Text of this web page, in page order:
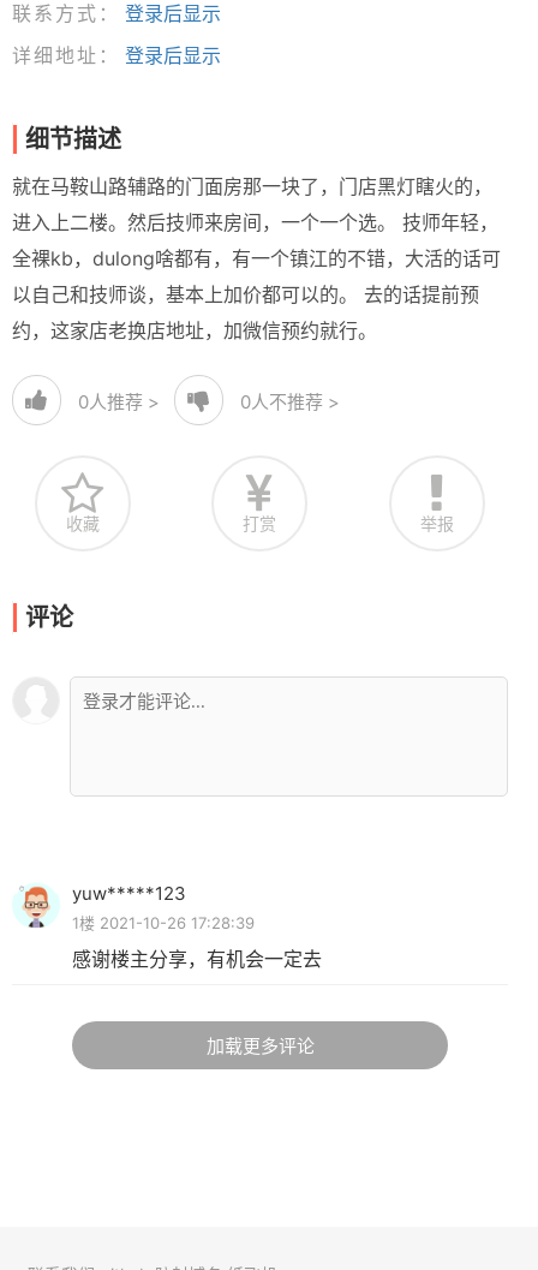
联系方式：
登录后显示
详细地址：
登录后显示
细节描述
就在马鞍山路辅路的门面房那一块了，门店黑灯瞎火的，
进入上二楼。然后技师来房间，一个一个选。 技师年轻，
全裸kb，dulong啥都有，有一个镇江的不错，大活的话可
以自己和技师谈，基本上加价都可以的。 去的话提前预
约，这家店老换店地址，加微信预约就行。
0人推荐 > 0人不推荐 >
收藏 打赏 举报
评论
yuw*****123
1楼 2021-10-26 17:28:39
感谢楼主分享，有机会一定去
加载更多评论